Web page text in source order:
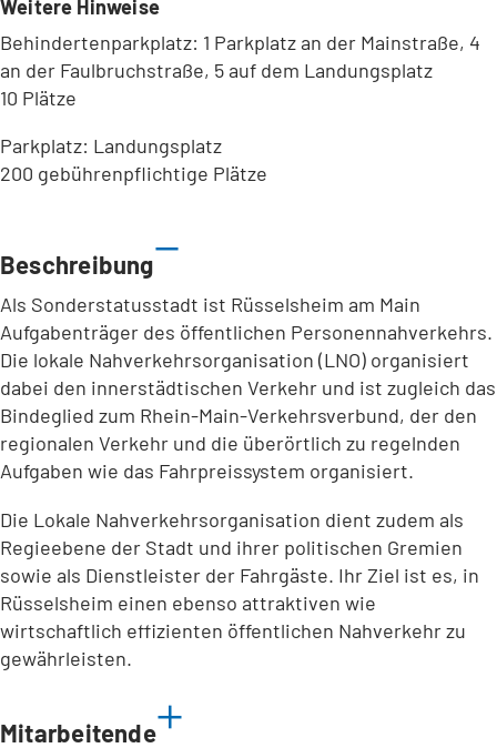
Weitere Hinweise
Behindertenparkplatz: 1 Parkplatz an der Mainstraße, 4
an der Faulbruchstraße, 5 auf dem Landungsplatz
10 Plätze
Parkplatz: Landungsplatz
200 gebührenpflichtige Plätze
Beschreibung
Als Sonderstatusstadt ist Rüsselsheim am Main
Aufgabenträger des öffentlichen Personennahverkehrs.
Die lokale Nahverkehrsorganisation (LNO) organisiert
dabei den innerstädtischen Verkehr und ist zugleich das
Bindeglied zum Rhein-Main-Verkehrsverbund, der den
regionalen Verkehr und die überörtlich zu regelnden
Aufgaben wie das Fahrpreissystem organisiert.
Die Lokale Nahverkehrsorganisation dient zudem als
Regieebene der Stadt und ihrer politischen Gremien
sowie als Dienstleister der Fahrgäste. Ihr Ziel ist es, in
Rüsselsheim einen ebenso attraktiven wie
wirtschaftlich effizienten öffentlichen Nahverkehr zu
gewährleisten.
Mitarbeitende